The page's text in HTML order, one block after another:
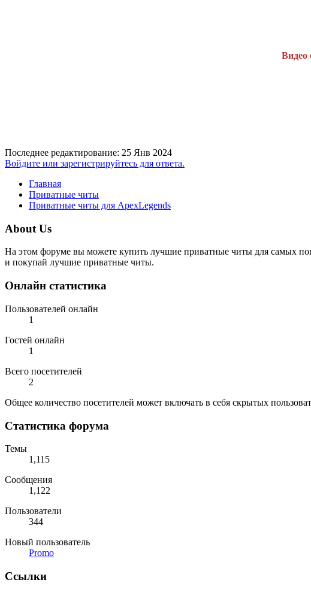
Видео
Последнее редактирование: 25 Янв 2024
Войдите или зарегистрируйтесь для ответа.
Главная
Приватные читы
Приватные читы для ApexLegends
About Us
На этом форуме вы можете купить лучшие приватные читы для самых
и покупай лучшие приватные читы.
Онлайн статистика
Пользователей онлайн
1
Гостей онлайн
1
Всего посетителей
2
Общее количество посетителей может включать в себя скрытых
Статистика форума
Темы
1,115
Сообщения
1,122
Пользователи
344
Новый пользователь
Promo
Ссылки